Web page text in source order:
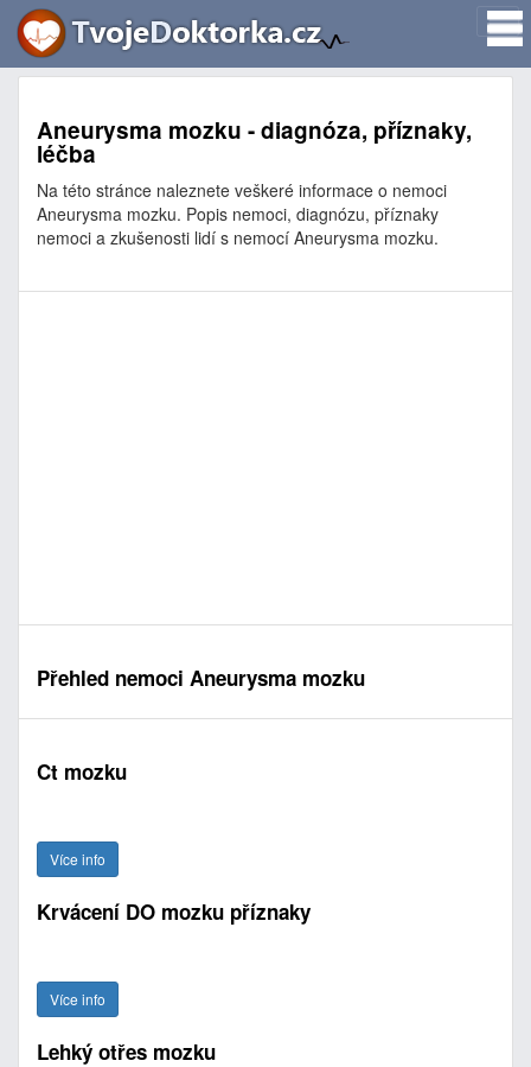
Aneurysma mozku - diagnóza, příznaky,
léčba
Na této stránce naleznete veškeré informace o nemoci
Aneurysma mozku. Popis nemoci, diagnózu, příznaky
nemoci a zkušenosti lidí s nemocí Aneurysma mozku.
Přehled nemoci Aneurysma mozku
Ct mozku
Více info
Krvácení DO mozku příznaky
Více info
Lehký otřes mozku